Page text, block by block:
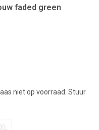
faded green
niet op voorraad. Stuur